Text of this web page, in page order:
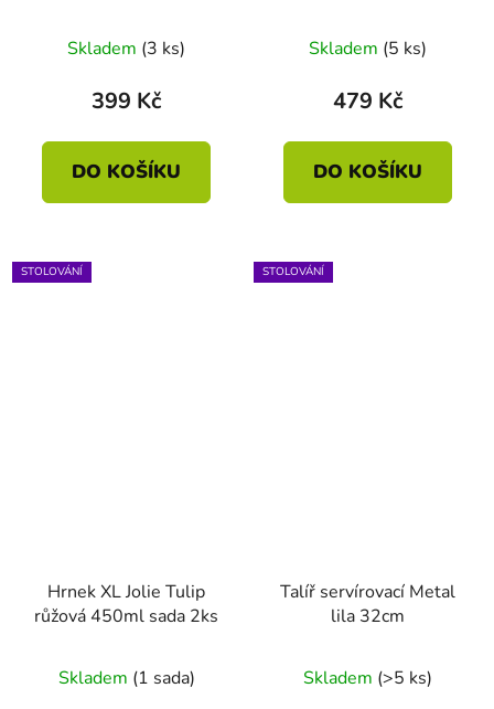
Skladem (3 ks)
399 Kč
DO KOŠÍKU
Skladem (5 ks)
479 Kč
DO KOŠÍKU
STOLOVÁNÍ
Hrnek XL Jolie Tulip
růžová 450ml sada 2ks
Skladem (1 sada)
STOLOVÁNÍ
Talíř servírovací Metal
lila 32cm
Skladem (>5 ks)